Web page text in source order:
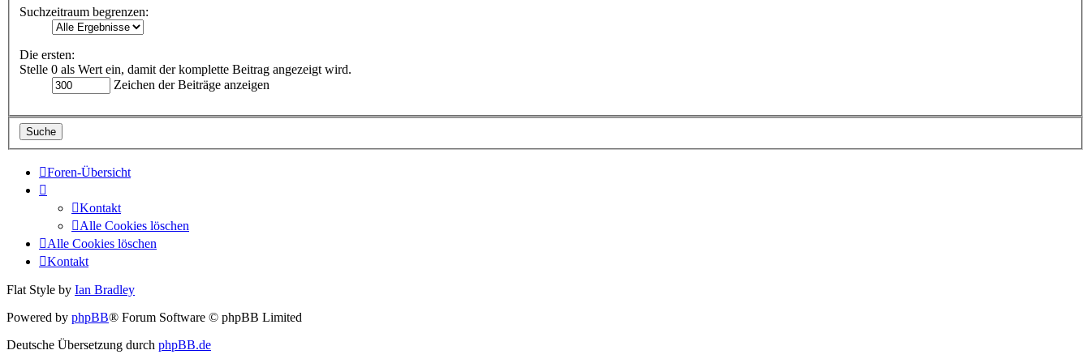
Suchzeitraum begrenzen:
Die ersten:
Stelle 0 als Wert ein, damit der komplette Beitrag angezeigt wird.
Zeichen der Beiträge anzeigen
Foren-Übersicht
Kontakt
Alle Cookies löschen
Alle Cookies löschen
Kontakt
Flat Style by Ian Bradley
Powered by phpBB® Forum Software © phpBB Limited
Deutsche Übersetzung durch phpBB.de